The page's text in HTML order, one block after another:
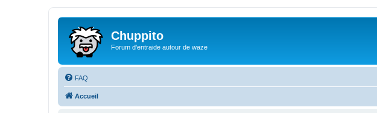
Chuppito
Forum d'entraide autour de waze
FAQ
Accueil